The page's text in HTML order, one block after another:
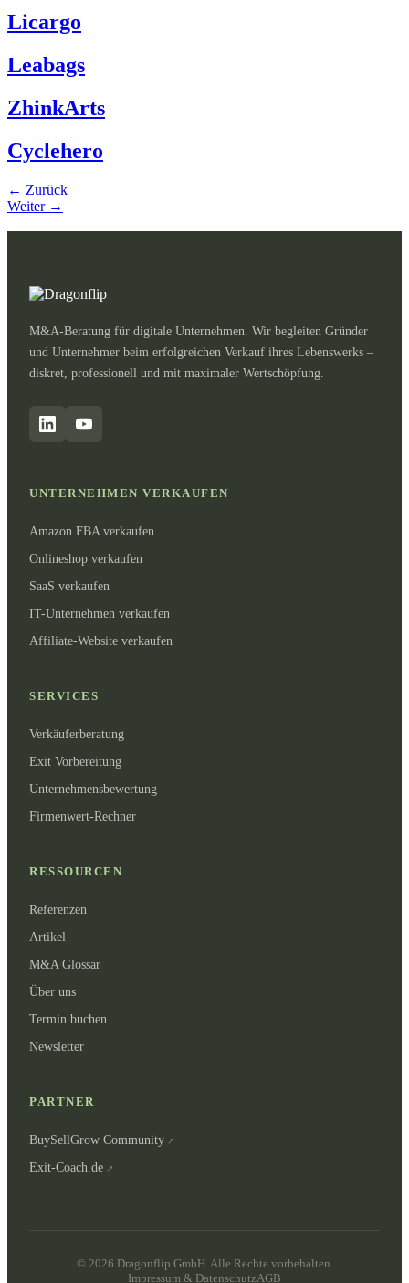
Licargo
Leabags
ZhinkArts
Cyclehero
← Zurück
Weiter →
M&A-Beratung für digitale Unternehmen. Wir begleiten Gründer
und Unternehmer beim erfolgreichen Verkauf ihres Lebenswerks –
diskret, professionell und mit maximaler Wertschöpfung.
UNTERNEHMEN VERKAUFEN
Amazon FBA verkaufen
Onlineshop verkaufen
SaaS verkaufen
IT-Unternehmen verkaufen
Affiliate-Website verkaufen
SERVICES
Verkäuferberatung
Exit Vorbereitung
Unternehmensbewertung
Firmenwert-Rechner
RESSOURCEN
Referenzen
Artikel
M&A Glossar
Über uns
Termin buchen
Newsletter
PARTNER
BuySellGrow Community
Exit-Coach.de
© 2026 Dragonflip GmbH. Alle Rechte vorbehalten.
Impressum & DatenschutzAGB